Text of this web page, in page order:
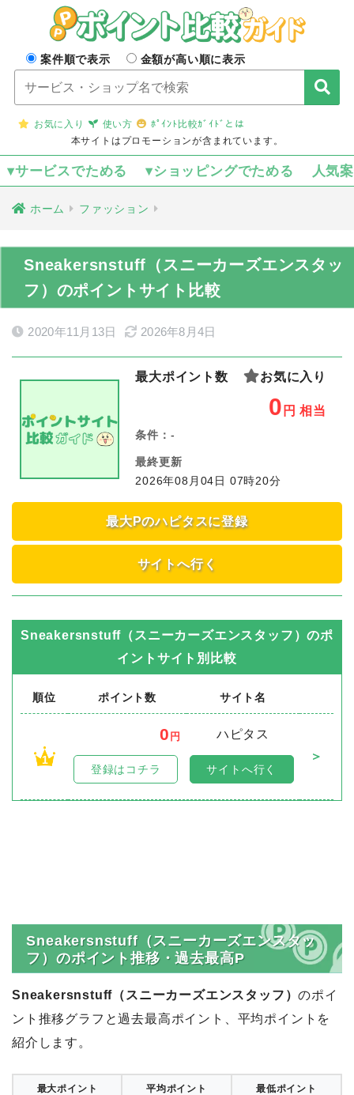
案件順で表示 金額が高い順に表示
お気に入り 使い方
ﾎﾟｲﾝﾄ比較ｶﾞｲﾄﾞとは
本サイトはプロモーションが含まれています。
▾サービスでためる ▾ショッピングでためる 人気
ホーム ファッション
Sneakersnstuff（スニーカーズエンスタッ
フ）のポイントサイト比較
2020年11月13日 2026年8月4日
最大ポイント数 お気に入り
0 円 相当
条件： -
最終更新
2026年08月04日 07時20分
最大Pのハピタスに登録
サイトへ行く
Sneakersnstuff（スニーカーズエンスタッフ）のポ
イントサイト別比較
順位 ポイント数 サイト名
1
0 円
ハピタス
＞
登録はコチラ サイトへ行く
Sneakersnstuff（スニーカーズエンスタッ
フ）のポイント推移・過去最高P
Sneakersnstuff（スニーカーズエンスタッフ）のポイ
ント推移グラフと過去最高ポイント、平均ポイントを
紹介します。
最大ポイント 平均ポイント 最低ポイント